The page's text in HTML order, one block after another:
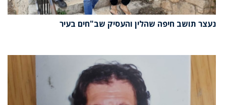
נעצר תושב חיפה שהלין והעסיק שב"חים בעיר